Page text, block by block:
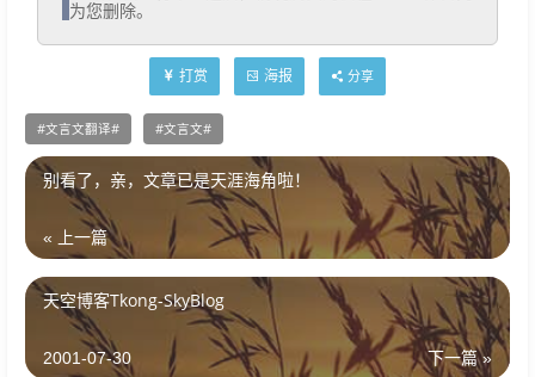
为您删除。
打赏 海报 分享
文言文翻译 文言文
别看了，亲，文章已是天涯海角啦！
« 上一篇
天空博客Tkong-SkyBlog
下一篇 »
2001-07-30